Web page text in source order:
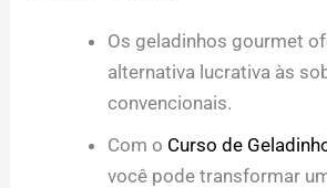
Os geladinhos gourmet
alternativa lucrativa às
convencionais.
Com o Curso de
você pode transformar